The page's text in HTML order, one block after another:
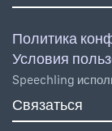
Политика
Условия
Speechling
Связаться